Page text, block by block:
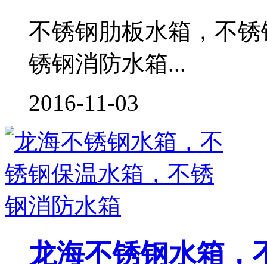
不锈钢肋板水箱，不
锈钢消防水箱...
2016-11-03
龙海不锈钢水箱，